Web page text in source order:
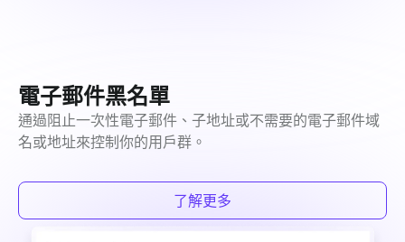
電子郵件黑名單
通過阻止一次性電子郵件、子地址或不需要的電子郵件域
名或地址來控制你的用戶群。
了解更多